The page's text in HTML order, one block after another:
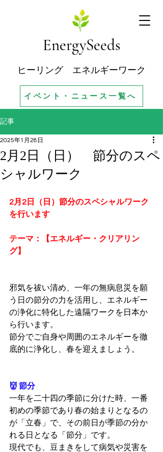
EnergySeeds
ヒーリング エネルギーワーク
イベント・ニュース一覧へ
記事
2月2日（日） 節分のスペ
シャルワーク
2025年1月28日
2月2日（日）節分のスペシャルワーク
を行います
テーマ：【エネルギー・クリアリン
グ】
邪気を祓い清め、一年の無病息災を願
う日の節分の力を活用し、エネルギー
の浄化に特化した遠隔ワークを日本か
ら行います。
節分でご自身や周囲のエネルギーを徹
底的に浄化し、春を迎えましょう。
👹 節分
一年を二十四の季節に分けた時、一番
初めの季節であり春の始まりとなるの
が「立春」で、その前日が季節の分か
れる日となる「節分」です。
現代でも、豆まきをして病気や災害を